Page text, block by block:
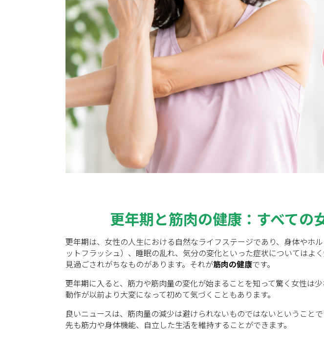
更年期と筋肉の健康：すべての
更年期は、女性の人生における自然なライフステージであり、身体やホ
ットフラッシュ）、睡眠の乱れ、気分の変化といった症状についてはよ
見過ごされがちなものがあります。それが筋肉の健康です。
更年期に入ると、筋力や筋肉量の変化が始まることを知って驚く女性は
動作が以前より大変になって初めて気づくこともあります。
良いニュースは、筋肉量の減少は避けられないものではないということ
先も筋力や身体機能、自立した生活を維持することができます。